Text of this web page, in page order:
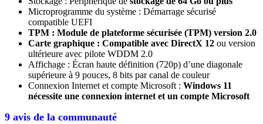
9 avis de la communauté
Microprogramme du système : Démarrage sécurisé
compatible UEFI
TPM : Module de plateforme sécurisée (TPM) version 2.0
Carte graphique : Compatible avec DirectX 12 ou version
ultérieure avec pilote WDDM 2.0
Affichage : Écran haute définition (720p) d’une diagonale
supérieure à 9 pouces, 8 bits par canal de couleur
Connexion Internet et compte Microsoft : Windows 11
nécessite une connexion internet et un compte Microsoft